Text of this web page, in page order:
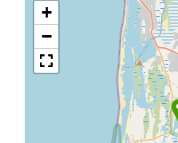
+
−